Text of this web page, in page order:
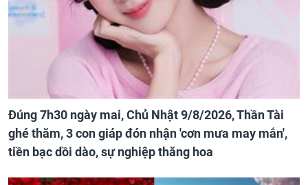
Đúng 7h30 ngày mai, Chủ Nhật 9/8/2026, Thần Tài
ghé thăm, 3 con giáp đón nhận 'cơn mưa may mắn',
tiền bạc dồi dào, sự nghiệp thăng hoa